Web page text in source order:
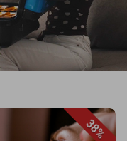
38%